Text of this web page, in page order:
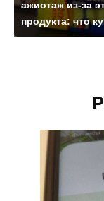
ажиотаж из-за
продукта: что